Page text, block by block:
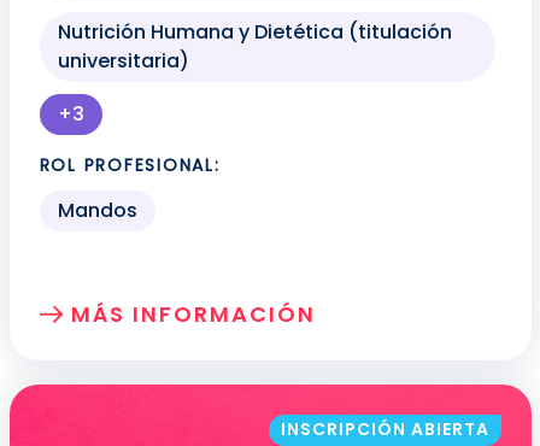
Nutrición Humana y Dietética (titulación
universitaria)
+3
Más perfiles profesionales disponibles para
ROL PROFESIONAL:
Mandos
MÁS INFORMACIÓN
SOBRE: TRABAJO CON PANTALLAS DE
INSCRIPCIÓN ABIERTA